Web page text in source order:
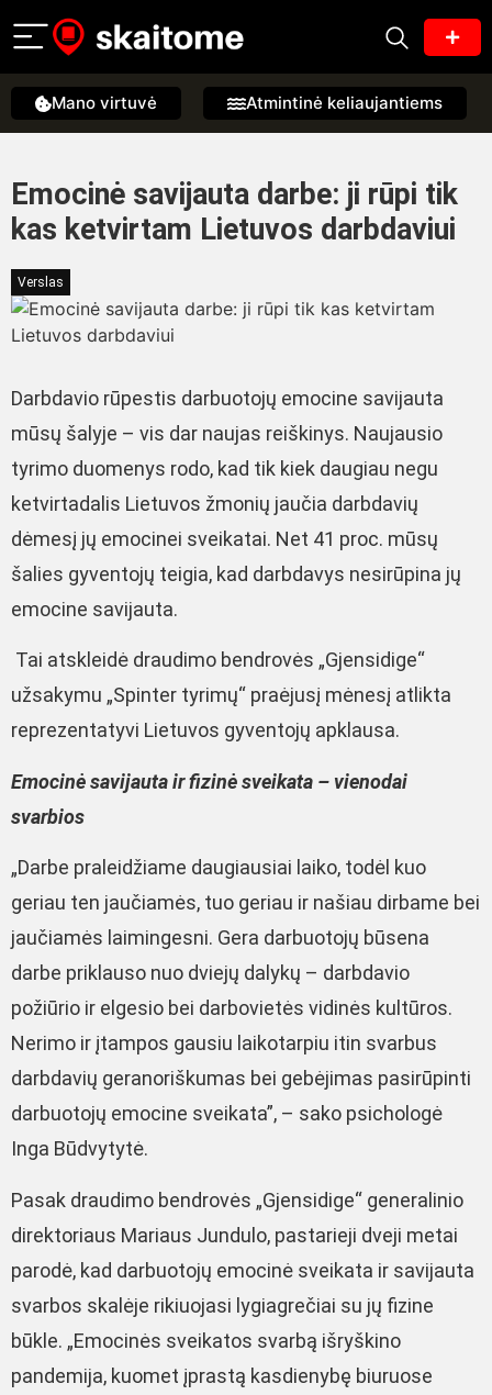
Mano virtuvė Atmintinė keliaujantiems
Emocinė savijauta darbe: ji rūpi tik
kas ketvirtam Lietuvos darbdaviui
Verslas
Darbdavio rūpestis darbuotojų emocine savijauta
mūsų šalyje – vis dar naujas reiškinys. Naujausio
tyrimo duomenys rodo, kad tik kiek daugiau negu
ketvirtadalis Lietuvos žmonių jaučia darbdavių
dėmesį jų emocinei sveikatai. Net 41 proc. mūsų
šalies gyventojų teigia, kad darbdavys nesirūpina jų
emocine savijauta.
Tai atskleidė draudimo bendrovės „Gjensidige“
užsakymu „Spinter tyrimų“ praėjusį mėnesį atlikta
reprezentatyvi Lietuvos gyventojų apklausa.
Emocinė savijauta ir fizinė sveikata – vienodai
svarbios
„Darbe praleidžiame daugiausiai laiko, todėl kuo
geriau ten jaučiamės, tuo geriau ir našiau dirbame bei
jaučiamės laimingesni. Gera darbuotojų būsena
darbe priklauso nuo dviejų dalykų – darbdavio
požiūrio ir elgesio bei darbovietės vidinės kultūros.
Nerimo ir įtampos gausiu laikotarpiu itin svarbus
darbdavių geranoriškumas bei gebėjimas pasirūpinti
darbuotojų emocine sveikata”, – sako psichologė
Inga Būdvytytė.
Pasak draudimo bendrovės „Gjensidige“ generalinio
direktoriaus Mariaus Jundulo, pastarieji dveji metai
parodė, kad darbuotojų emocinė sveikata ir savijauta
svarbos skalėje rikiuojasi lygiagrečiai su jų fizine
būkle. „Emocinės sveikatos svarbą išryškino
pandemija, kuomet įprastą kasdienybę biuruose